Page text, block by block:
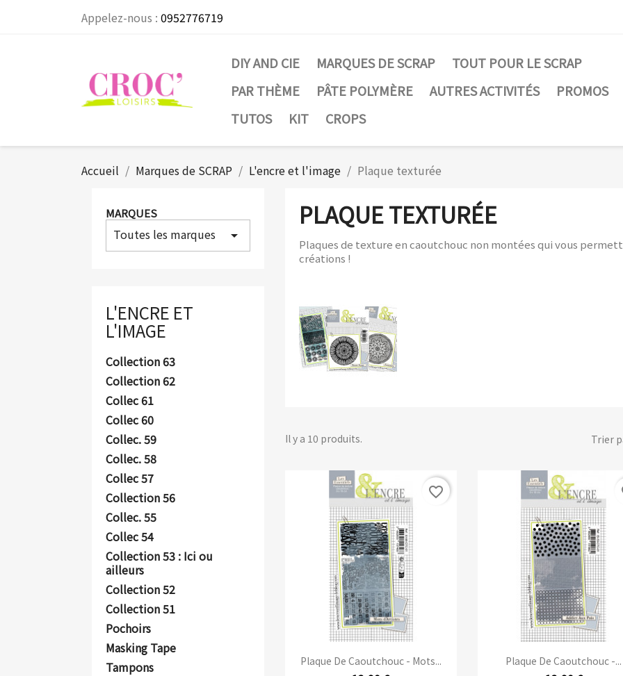
Appelez-nous : 0952776719
DIY AND CIE MARQUES DE SCRAP
TOUT POUR LE SCRAP
PAR THÈME
PÂTE POLYMÈRE AUTRES ACTIVITÉS
PROMOS
TUTOS
KIT CROPS
Accueil Marques de SCRAP L'encre et l'image Plaque texturée
MARQUES
Toutes les marques arrow_drop_down
L'ENCRE ET
L'IMAGE
Collection 63
Collection 62
Collec 61
Collec 60
Collec. 59
Collec. 58
Collec 57
Collection 56
Collec. 55
Collec 54
Collection 53 : Ici ou
ailleurs
Collection 52
Collection 51
Pochoirs
Masking Tape
Tampons
PLAQUE TEXTURÉE
Plaques de texture en caoutchouc non montées qui vous
créations !
Il y a 10 produits. Trier
Plaque De Caoutchouc - Mots...
Aperçu rapide
favorite_border
Plaque De Caoutchouc -...
Aperçu rapide